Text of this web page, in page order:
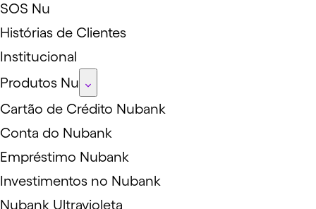
SOS Nu
Histórias de Clientes
Institucional
Produtos Nu
Cartão de Crédito Nubank
Conta do Nubank
Empréstimo Nubank
Investimentos no Nubank
Nubank Ultravioleta